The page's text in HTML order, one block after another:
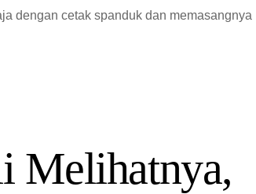
dengan cetak spanduk dan memasangnya
Melihatnya,